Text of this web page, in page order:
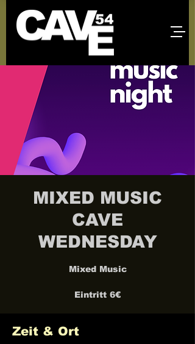
MIXED MUSIC
CAVE
WEDNESDAY
Mixed Music
Eintritt 6€
Zeit & Ort